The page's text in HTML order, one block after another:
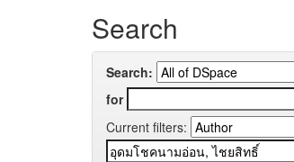
Search
Search:
for
Current filters: